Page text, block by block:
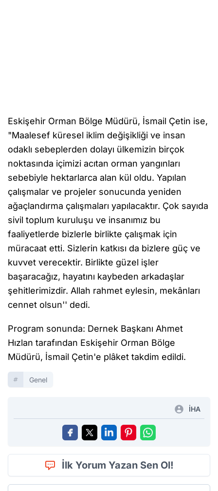
Eskişehir Orman Bölge Müdürü, İsmail Çetin ise,
"Maalesef küresel iklim değişikliği ve insan
odaklı sebeplerden dolayı ülkemizin birçok
noktasında içimizi acıtan orman yangınları
sebebiyle hektarlarca alan kül oldu. Yapılan
çalışmalar ve projeler sonucunda yeniden
ağaçlandırma çalışmaları yapılacaktır. Çok sayıda
sivil toplum kuruluşu ve insanımız bu
faaliyetlerde bizlerle birlikte çalışmak için
müracaat etti. Sizlerin katkısı da bizlere güç ve
kuvvet verecektir. Birlikte güzel işler
başaracağız, hayatını kaybeden arkadaşlar
şehitlerimizdir. Allah rahmet eylesin, mekânları
cennet olsun'' dedi.
Program sonunda: Dernek Başkanı Ahmet
Hızlan tarafından Eskişehir Orman Bölge
Müdürü, İsmail Çetin'e plâket takdim edildi.
Genel
İHA
İlk Yorum Yazan Sen Ol!